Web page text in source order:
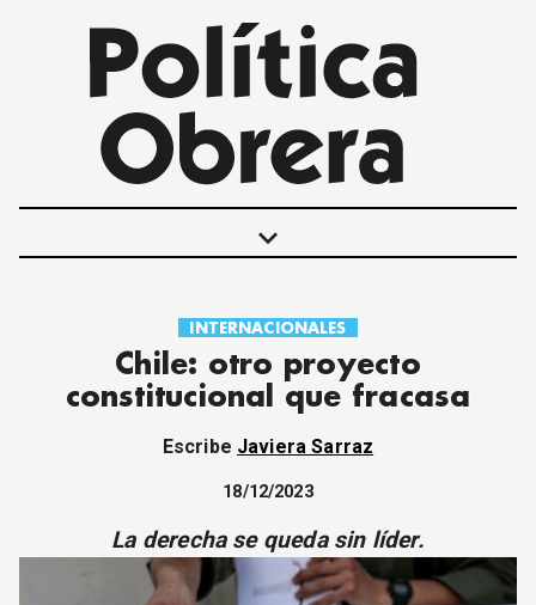
keyboard_arrow_down
POLÍTICAS
INTERNACIONALES
MOVIMIENTO OBRERO
ECONOMÍA
SOCIEDAD Y CULTURA
CORREO DE LECTORES
DEBATE
INTERNACIONALES
Chile: otro proyecto
constitucional que fracasa
Escribe Javiera Sarraz
18/12/2023
La derecha se queda sin líder.